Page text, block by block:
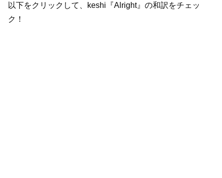
以下をクリックして、keshi『Alright』の和訳をチェッ
ク！